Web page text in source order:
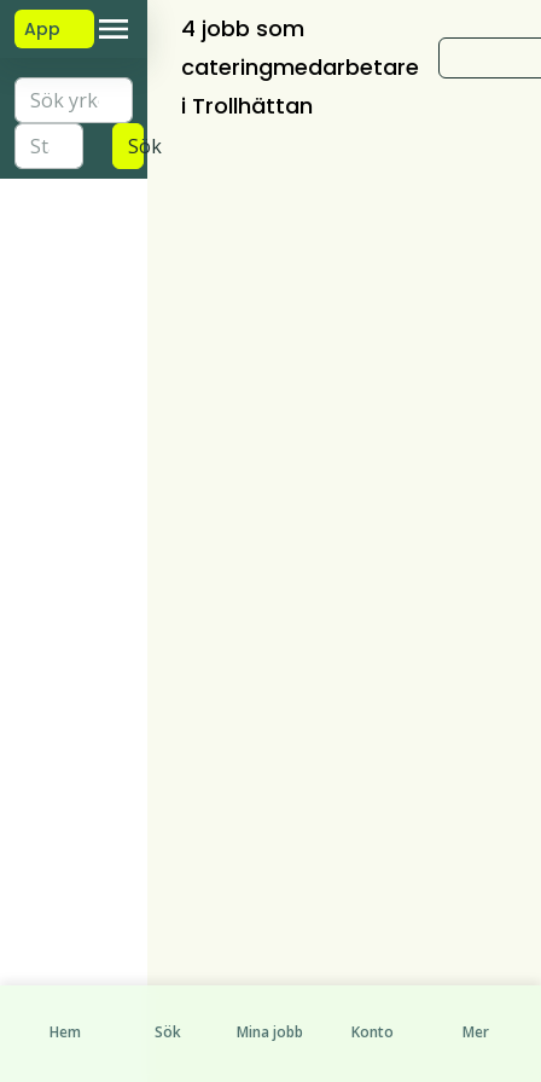
App
Sök
4 jobb som
cateringmedarbetare
i Trollhättan
Hem Sök Mina jobb Konto Mer